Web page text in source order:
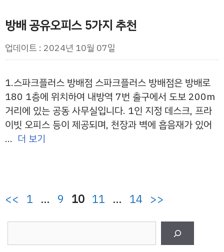
방배 공유오피스 5가지 추천
업데이트 : 2024년 10월 07일
1.스파크플러스 방배점 스파크플러스 방배점은 방배로
180 1층에 위치하여 내방역 7번 출구에서 도보 200m
거리에 있는 공동 사무실입니다. 1인 지정 데스크, 프라
이빗 오피스 등이 제공되며, 천장과 벽에 흡음재가 있어
… 더 보기
<< 페
1 … 페
9 페
10 페
11 … 페
14 >>